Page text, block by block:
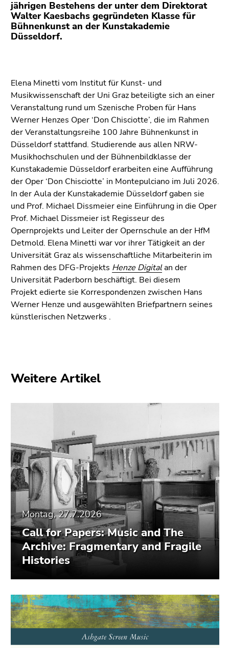
Sie diesen
Link.
1)
Zur
Positionsanzeige
(Zugriffstaste
2)
Zur
Hauptnavigation
(Zugriffstaste
3)
Zu
den
Zusatzinformationen
(Zugriffstaste
5)
Zu
den
Seiteneinstellungen
(Benutzer/Sprache)
(Zugriffstaste
8)
jährigen Bestehens der unter dem Direktorat
Walter Kaesbachs gegründeten Klasse für
Bühnenkunst an der Kunstakademie
Düsseldorf.
Elena Minetti vom Institut für Kunst- und
Musikwissenschaft der Uni Graz beteiligte sich an einer
Veranstaltung rund um Szenische Proben für Hans
Werner Henzes Oper ‘Don Chisciotte’, die im Rahmen
der Veranstaltungsreihe 100 Jahre Bühnenkunst in
Düsseldorf stattfand. Studierende aus allen NRW-
Musikhochschulen und der Bühnenbildklasse der
Kunstakademie Düsseldorf erarbeiten eine Aufführung
der Oper ‘Don Chisciotte’ in Montepulciano im Juli 2026.
In der Aula der Kunstakademie Düsseldorf gaben sie
und Prof. Michael Dissmeier eine Einführung in die Oper
Prof. Michael Dissmeier ist Regisseur des
Opernprojekts und Leiter der Opernschule an der HfM
Detmold. Elena Minetti war vor ihrer Tätigkeit an der
Universität Graz als wissenschaftliche Mitarbeiterin im
Rahmen des DFG-Projekts Henze Digitalan der
Universität Paderborn beschäftigt. Bei diesem
Projekt edierte sie Korrespondenzen zwischen Hans
Werner Henze und ausgewählten Briefpartnern seines
künstlerischen Netzwerks .
Weitere Artikel
Montag, 27.7.2026
Call for Papers: Music and The
Archive: Fragmentary and Fragile
Histories